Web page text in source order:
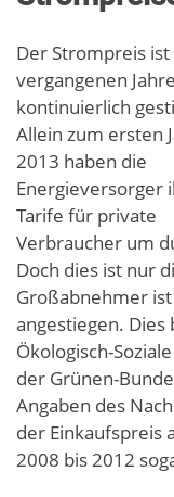
Der Strompreis ist
vergangenen
kontinuierlich
Allein zum ersten
2013 haben die
Energieversorger
Tarife für private
Verbraucher um
Doch dies ist nur
Großabnehmer
angestiegen. Dies
Ökologisch-
der Grünen-
Angaben des
der Einkaufspreis
2008 bis 2012